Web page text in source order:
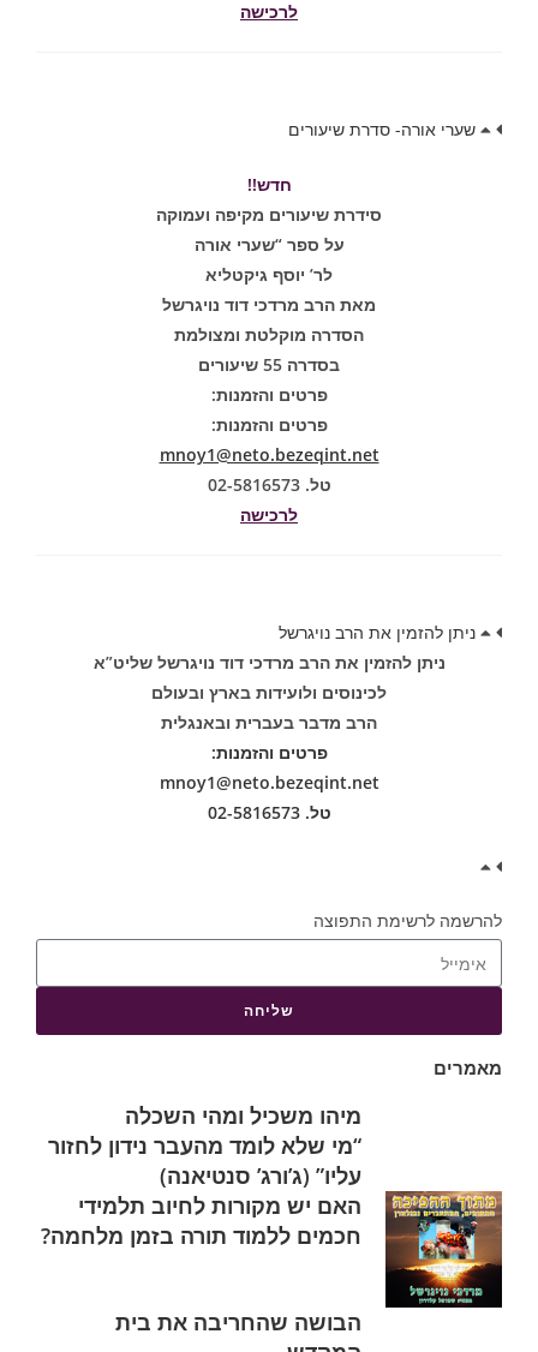
לרכישה
שערי אורה- סדרת שיעורים
חדש!!
סידרת שיעורים מקיפה ועמוקה
על ספר “שערי אורה
לר’ יוסף גיקטליא
מאת הרב מרדכי דוד נויגרשל
הסדרה מוקלטת ומצולמת
בסדרה 55 שיעורים
פרטים והזמנות:
פרטים והזמנות:
mnoy1@neto.bezeqint.net
טל. 02-5816573
לרכישה
ניתן להזמין את הרב נויגרשל
ניתן להזמין את הרב מרדכי דוד נויגרשל שליט”א
לכינוסים ולועידות בארץ ובעולם
הרב מדבר בעברית ובאנגלית
פרטים והזמנות:
mnoy1@neto.bezeqint.net
טל. 02-5816573
להרשמה לרשימת התפוצה
שליחה
מאמרים
מיהו משכיל ומהי השכלה
“מי שלא לומד מהעבר נידון לחזור
עליו” (ג’ורג’ סנטיאנה)
האם יש מקורות לחיוב תלמידי
חכמים ללמוד תורה בזמן מלחמה?
הבושה שהחריבה את בית